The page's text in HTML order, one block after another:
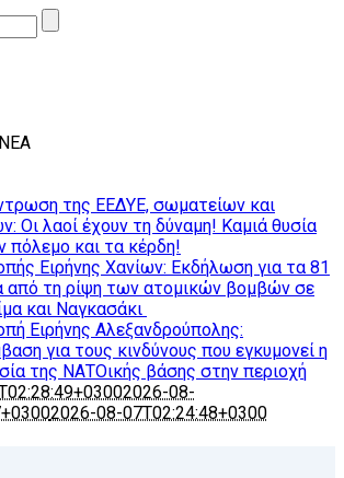
της ΕΕΔΥΕ, σωματείων και
Οι λαοί έχουν τη δύναμη! Καμιά θυσία
πόλεμο και τα κέρδη!
Ειρήνης Χανίων: Εκδήλωση για τα 81
από τη ρίψη των ατομικών βομβών σε
και Ναγκασάκι
Ειρήνης Αλεξανδρούπολης:
για τους κινδύνους που εγκυμονεί η
της ΝΑΤΟικής βάσης στην περιοχή
2026-08-
2026-08-07T02:24:48+0300